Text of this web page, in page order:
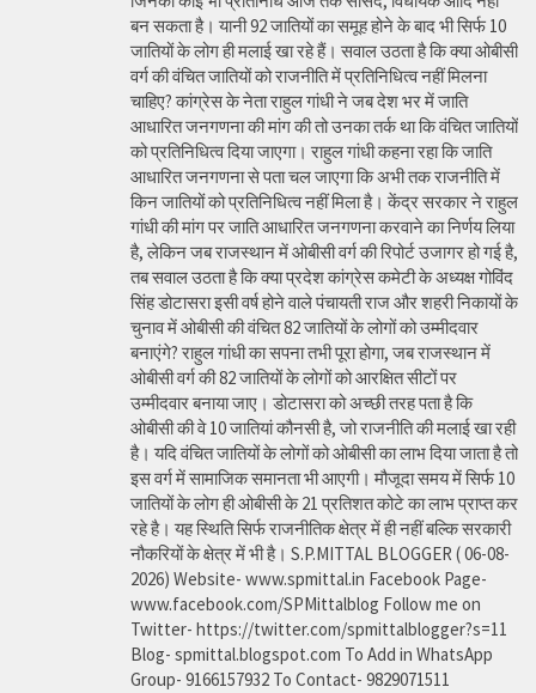
बन सकता है। यानी 92 जातियों का समूह होने के बाद भी सिर्फ 10
जातियों के लोग ही मलाई खा रहे हैं। सवाल उठता है कि क्या ओबीसी
वर्ग की वंचित जातियों को राजनीति में प्रतिनिधित्व नहीं मिलना
चाहिए? कांग्रेस के नेता राहुल गांधी ने जब देश भर में जाति
आधारित जनगणना की मांग की तो उनका तर्क था कि वंचित जातियों
को प्रतिनिधित्व दिया जाएगा। राहुल गांधी कहना रहा कि जाति
आधारित जनगणना से पता चल जाएगा कि अभी तक राजनीति में
किन जातियों को प्रतिनिधित्व नहीं मिला है। केंद्र सरकार ने राहुल
गांधी की मांग पर जाति आधारित जनगणना करवाने का निर्णय लिया
है, लेकिन जब राजस्थान में ओबीसी वर्ग की रिपोर्ट उजागर हो गई है,
तब सवाल उठता है कि क्या प्रदेश कांग्रेस कमेटी के अध्यक्ष गोविंद
सिंह डोटासरा इसी वर्ष होने वाले पंचायती राज और शहरी निकायों के
चुनाव में ओबीसी की वंचित 82 जातियों के लोगों को उम्मीदवार
बनाएंगे? राहुल गांधी का सपना तभी पूरा होगा, जब राजस्थान में
ओबीसी वर्ग की 82 जातियों के लोगों को आरक्षित सीटों पर
उम्मीदवार बनाया जाए। डोटासरा को अच्छी तरह पता है कि
ओबीसी की वे 10 जातियां कौनसी है, जो राजनीति की मलाई खा रही
है। यदि वंचित जातियों के लोगों को ओबीसी का लाभ दिया जाता है तो
इस वर्ग में सामाजिक समानता भी आएगी। मौजूदा समय में सिर्फ 10
जातियों के लोग ही ओबीसी के 21 प्रतिशत कोटे का लाभ प्राप्त कर
रहे है। यह स्थिति सिर्फ राजनीतिक क्षेत्र में ही नहीं बल्कि सरकारी
नौकरियों के क्षेत्र में भी है। S.P.MITTAL BLOGGER ( 06-08-
2026) Website- www.spmittal.in Facebook Page-
www.facebook.com/SPMittalblog Follow me on
Twitter- https://twitter.com/spmittalblogger?s=11
Blog- spmittal.blogspot.com To Add in WhatsApp
Group- 9166157932 To Contact- 9829071511